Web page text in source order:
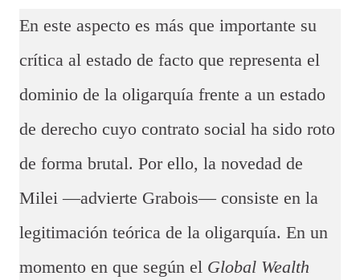
En este aspecto es más que importante su
crítica al estado de facto que representa el
dominio de la oligarquía frente a un estado
de derecho cuyo contrato social ha sido roto
de forma brutal. Por ello, la novedad de
Milei —advierte Grabois— consiste en la
legitimación teórica de la oligarquía. En un
momento en que según el Global Wealth